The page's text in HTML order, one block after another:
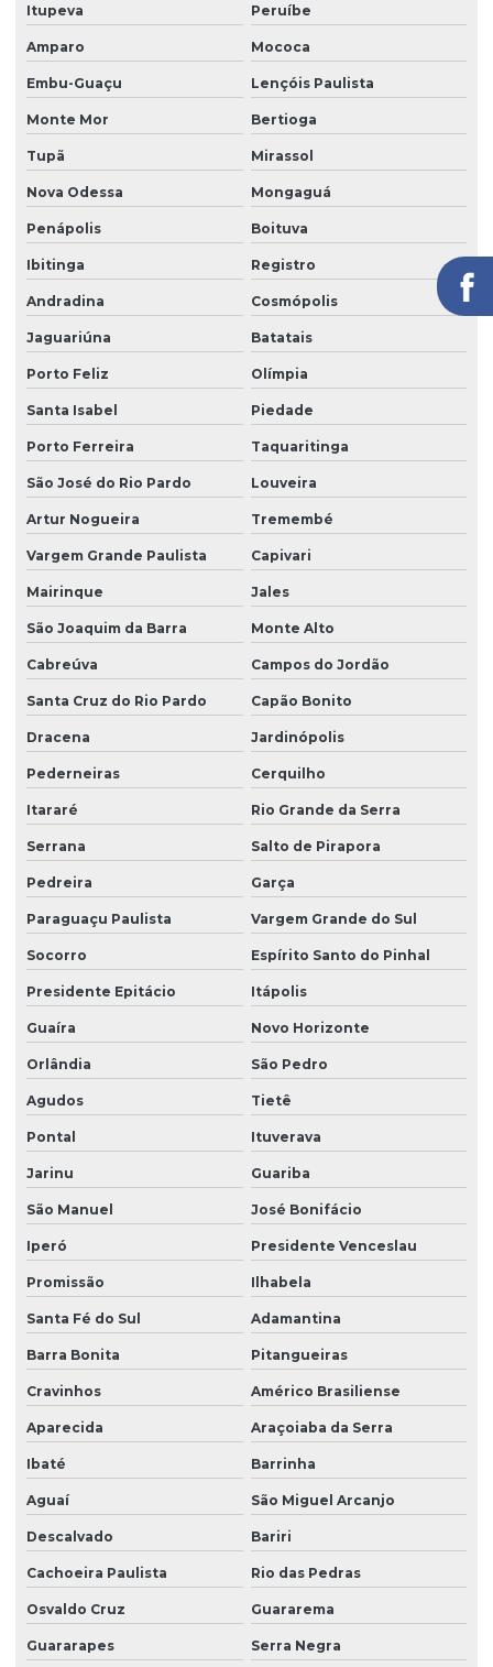
Limpeza fachada orçamento
Limpeza de fachada preço
Limpeza de fachada predial
Limpeza de fachada predial preço
Limpeza de fachada predial vidros
Limpeza de fachadas
Limpeza de fachadas de prédios
Limpeza de fachadas de vidro
Limpeza e manutenção predial terceirizada
Limpeza pós obra valor
Limpeza predial terceirizada
Limpeza profissional em empresas
Limpeza profissional de piso
Limpeza profissional de pisos
Limpeza profissional pós obra
Limpeza profissional de vidros
Limpeza terceirizada
Limpeza de vidro predial
Limpeza de vidros em altura
Limpeza de vidros externos
Limpeza de vidros e fachadas
Limpeza de vidros preço
Limpeza de vidros em prédios
Limpeza de vidros profissional
Manutenção elétrica predial
Manutenção predial facilities
Melhores empresas de portaria virtual
Orçamento de limpeza de fachada
Patrimonial zeladoria
Portaria de condomínio automatizada
Portaria eletrônica
Portaria eletrônica condomínio
Portaria remota
Portaria remota condomínio
Portaria remota preço
Portaria e zeladoria
Itupeva Peruíbe
Amparo Mococa
Embu-Guaçu Lençóis Paulista
Monte Mor Bertioga
Tupã Mirassol
Nova Odessa Mongaguá
Penápolis Boituva
Ibitinga Registro
Andradina Cosmópolis
Jaguariúna Batatais
Porto Feliz Olímpia
Santa Isabel Piedade
Porto Ferreira Taquaritinga
São José do Rio Pardo Louveira
Artur Nogueira Tremembé
Vargem Grande Paulista Capivari
Mairinque Jales
São Joaquim da Barra Monte Alto
Cabreúva Campos do Jordão
Santa Cruz do Rio Pardo Capão Bonito
Dracena Jardinópolis
Pederneiras Cerquilho
Itararé Rio Grande da Serra
Serrana Salto de Pirapora
Pedreira Garça
Paraguaçu Paulista Vargem Grande do Sul
Socorro Espírito Santo do Pinhal
Presidente Epitácio Itápolis
Guaíra Novo Horizonte
Orlândia São Pedro
Agudos Tietê
Pontal Ituverava
Jarinu Guariba
São Manuel José Bonifácio
Iperó Presidente Venceslau
Promissão Ilhabela
Santa Fé do Sul Adamantina
Barra Bonita Pitangueiras
Cravinhos Américo Brasiliense
Aparecida Araçoiaba da Serra
Ibaté Barrinha
Aguaí São Miguel Arcanjo
Descalvado Bariri
Cachoeira Paulista Rio das Pedras
Osvaldo Cruz Guararema
Guararapes Serra Negra